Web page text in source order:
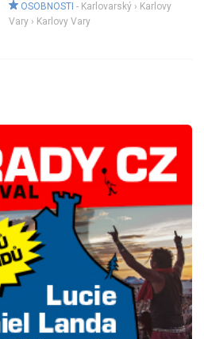
OSOBNOSTI - Karlovarský› Karlovy
Vary› Karlovy Vary